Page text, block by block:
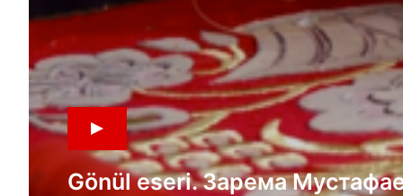
Gönül eseri. Зарема